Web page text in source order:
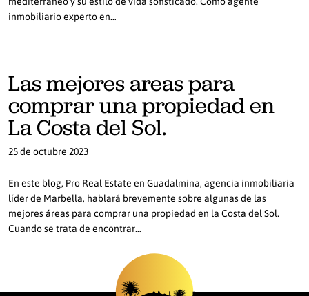
inmobiliario experto en…
Las mejores areas para
comprar una propiedad en
La Costa del Sol.
25 de octubre 2023
En este blog, Pro Real Estate en Guadalmina, agencia inmobiliaria
líder de Marbella, hablará brevemente sobre algunas de las
mejores áreas para comprar una propiedad en la Costa del Sol.
Cuando se trata de encontrar…